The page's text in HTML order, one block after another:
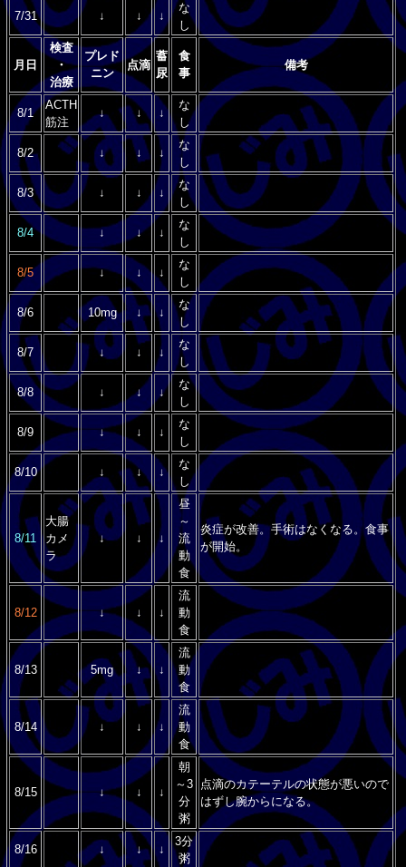
7/31 ↓ ↓ ↓
な
し
月日
検査
・
治療
プレド
ニン
点滴
蓄
尿
食
事
備考
8/1
ACTH
筋注
↓ ↓ ↓
な
し
8/2 ↓ ↓ ↓
な
し
8/3 ↓ ↓ ↓
な
し
8/4 ↓ ↓ ↓
な
し
8/5 ↓ ↓ ↓
な
し
8/6 10mg ↓ ↓
な
し
8/7 ↓ ↓ ↓
な
し
8/8 ↓ ↓ ↓
な
し
8/9 ↓ ↓ ↓
な
し
8/10 ↓ ↓ ↓
な
し
8/11
大腸
カメ
ラ
↓ ↓ ↓
昼
～
流
動
食
炎症が改善。手術はなくなる。食事
が開始。
8/12 ↓ ↓ ↓
流
動
食
8/13 5mg ↓ ↓
流
動
食
8/14 ↓ ↓ ↓
流
動
食
8/15 ↓ ↓ ↓
朝
～3
分
粥
点滴のカテーテルの状態が悪いので
はずし腕からになる。
8/16 ↓ ↓ ↓
3分
粥